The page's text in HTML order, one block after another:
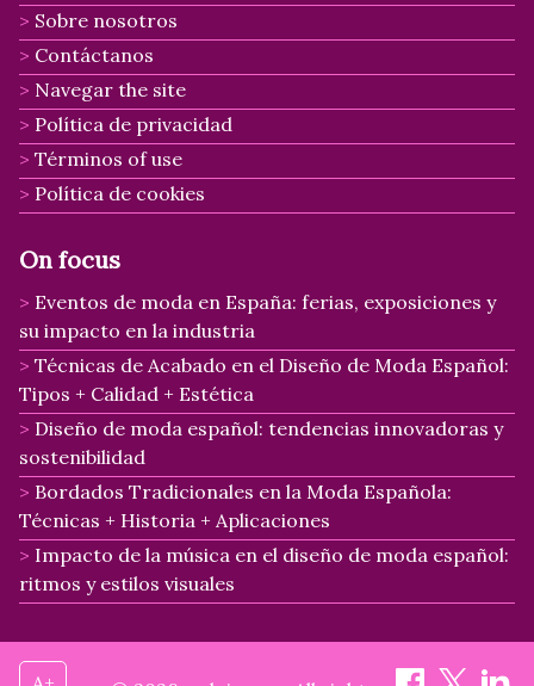
Sobre nosotros
Contáctanos
Navegar the site
Política de privacidad
Términos of use
Política de cookies
On focus
Eventos de moda en España: ferias, exposiciones y
su impacto en la industria
Técnicas de Acabado en el Diseño de Moda Español:
Tipos + Calidad + Estética
Diseño de moda español: tendencias innovadoras y
sostenibilidad
Bordados Tradicionales en la Moda Española:
Técnicas + Historia + Aplicaciones
Impacto de la música en el diseño de moda español:
ritmos y estilos visuales